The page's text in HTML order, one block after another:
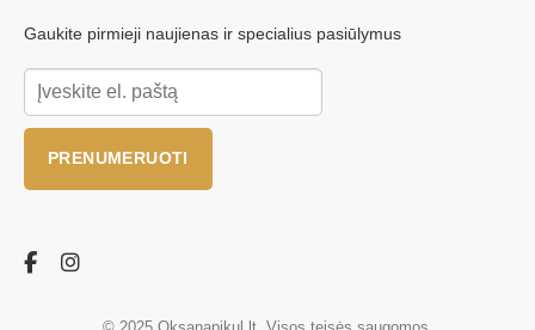
Gaukite pirmieji naujienas ir specialius pasiūlymus
PRENUMERUOTI